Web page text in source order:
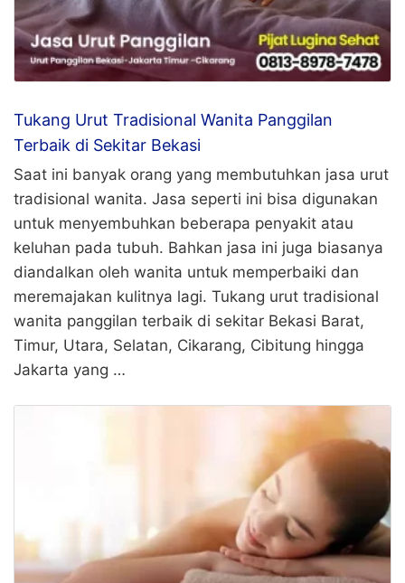
Tukang Urut Tradisional Wanita Panggilan
Terbaik di Sekitar Bekasi
Saat ini banyak orang yang membutuhkan jasa urut
tradisional wanita. Jasa seperti ini bisa digunakan
untuk menyembuhkan beberapa penyakit atau
keluhan pada tubuh. Bahkan jasa ini juga biasanya
diandalkan oleh wanita untuk memperbaiki dan
meremajakan kulitnya lagi. Tukang urut tradisional
wanita panggilan terbaik di sekitar Bekasi Barat,
Timur, Utara, Selatan, Cikarang, Cibitung hingga
Jakarta yang …